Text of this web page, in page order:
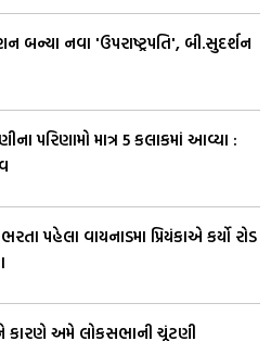
બન્યા નવા 'ઉપરાષ્ટ્રપતિ', બી.સુદર્શન
પરિણામો માત્ર 5 કલાકમાં આવ્યા :
પહેલા વાયનાડમા પ્રિયંકાએ કર્યો રોડ
કારણે અમે લોકસભાની ચૂંટણી